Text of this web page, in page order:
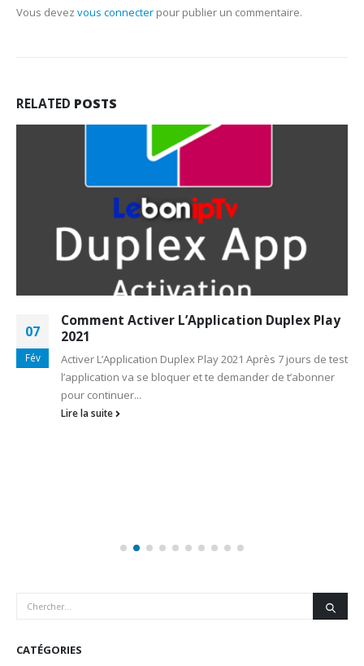
Vous devez vous connecter pour publier un commentaire.
RELATED POSTS
07
Fév
Comment Activer L’Application Duplex Play
2021
Activer L’Application Duplex Play 2021 Après 7 jours de test
l’application va se bloquer et te demander de t’abonner
pour continuer...
Lire la suite
CATÉGORIES